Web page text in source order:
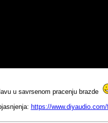
u savrsenom pracenju brazde
https://